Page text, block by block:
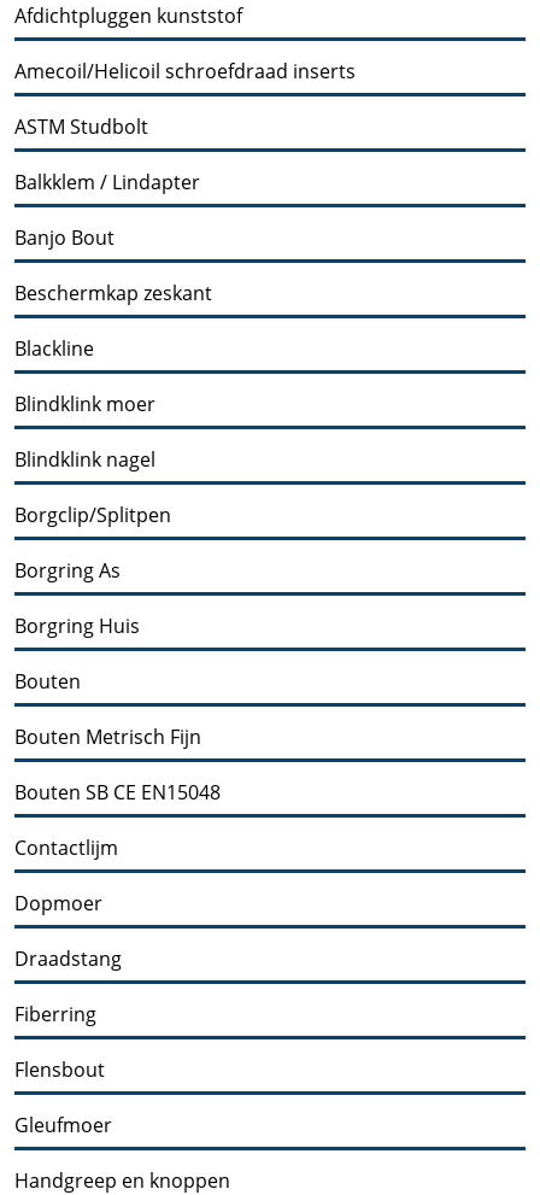
Afdichtpluggen kunststof
Amecoil/Helicoil schroefdraad inserts
ASTM Studbolt
Balkklem / Lindapter
Banjo Bout
Beschermkap zeskant
Blackline
Blindklink moer
Blindklink nagel
Borgclip/Splitpen
Borgring As
Borgring Huis
Bouten
Bouten Metrisch Fijn
Bouten SB CE EN15048
Contactlijm
Dopmoer
Draadstang
Fiberring
Flensbout
Gleufmoer
Handgreep en knoppen